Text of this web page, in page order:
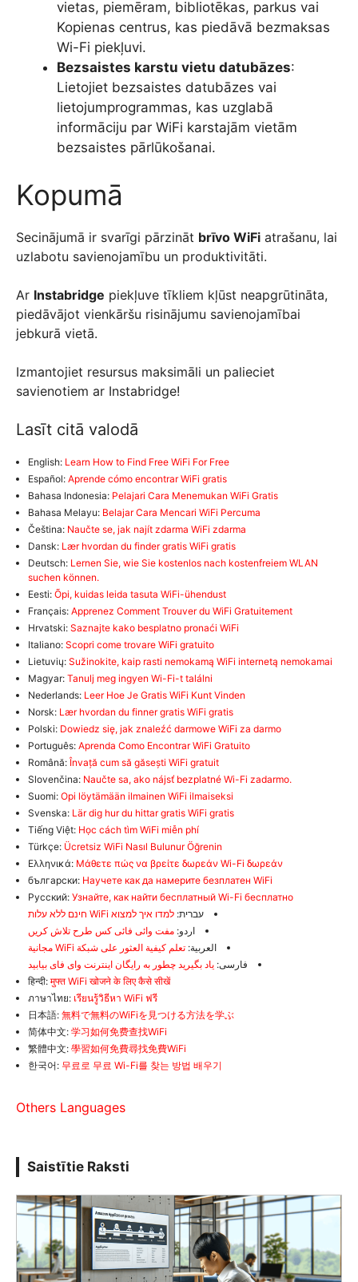
vietas, piemēram, bibliotēkas, parkus vai
Kopienas centrus, kas piedāvā bezmaksas
Wi-Fi piekļuvi.
Bezsaistes karstu vietu datubāzes:
Lietojiet bezsaistes datubāzes vai
lietojumprogrammas, kas uzglabā
informāciju par WiFi karstajām vietām
bezsaistes pārlūkošanai.
Kopumā
Secinājumā ir svarīgi pārzināt brīvo WiFi atrašanu, lai
uzlabotu savienojamību un produktivitāti.
Ar Instabridge piekļuve tīkliem kļūst neapgrūtināta,
piedāvājot vienkāršu risinājumu savienojamībai
jebkurā vietā.
Izmantojiet resursus maksimāli un palieciet
savienotiem ar Instabridge!
Lasīt citā valodā
English: Learn How to Find Free WiFi For Free
Español: Aprende cómo encontrar WiFi gratis
Bahasa Indonesia: Pelajari Cara Menemukan WiFi Gratis
Bahasa Melayu: Belajar Cara Mencari WiFi Percuma
Čeština: Naučte se, jak najít zdarma WiFi zdarma
Dansk: Lær hvordan du finder gratis WiFi gratis
Deutsch: Lernen Sie, wie Sie kostenlos nach kostenfreiem WLAN
suchen können.
Eesti: Õpi, kuidas leida tasuta WiFi-ühendust
Français: Apprenez Comment Trouver du WiFi Gratuitement
Hrvatski: Saznajte kako besplatno pronaći WiFi
Italiano: Scopri come trovare WiFi gratuito
Lietuvių: Sužinokite, kaip rasti nemokamą WiFi internetą nemokamai
Magyar: Tanulj meg ingyen Wi-Fi-t találni
Nederlands: Leer Hoe Je Gratis WiFi Kunt Vinden
Norsk: Lær hvordan du finner gratis WiFi gratis
Polski: Dowiedz się, jak znaleźć darmowe WiFi za darmo
Português: Aprenda Como Encontrar WiFi Gratuito
Română: Învață cum să găsești WiFi gratuit
Slovenčina: Naučte sa, ako nájsť bezplatné Wi-Fi zadarmo.
Suomi: Opi löytämään ilmainen WiFi ilmaiseksi
Svenska: Lär dig hur du hittar gratis WiFi gratis
Tiếng Việt: Học cách tìm WiFi miễn phí
Türkçe: Ücretsiz WiFi Nasıl Bulunur Öğrenin
Ελληνικά: Μάθετε πώς να βρείτε δωρεάν Wi-Fi δωρεάν
български: Научете как да намерите безплатен WiFi
Русский: Узнайте, как найти бесплатный Wi-Fi бесплатно
עברית: למדו איך למצוא WiFi חינם ללא עלות
اردو: مفت وائی فائی کس طرح تلاش کریں
العربية: تعلم كيفية العثور على شبكة WiFi مجانية
فارسی: یاد بگیرید چطور به رایگان اینترنت وای فای بیابید
हिन्दी: मुफ्त WiFi खोजने के लिए कैसे सीखें
ภาษาไทย: เรียนรู้วิธีหา WiFi ฟรี
日本語: 無料で無料のWiFiを見つける方法を学ぶ
简体中文: 学习如何免费查找WiFi
繁體中文: 學習如何免費尋找免費WiFi
한국어: 무료로 무료 Wi-Fi를 찾는 방법 배우기
Others Languages
Saistītie Raksti